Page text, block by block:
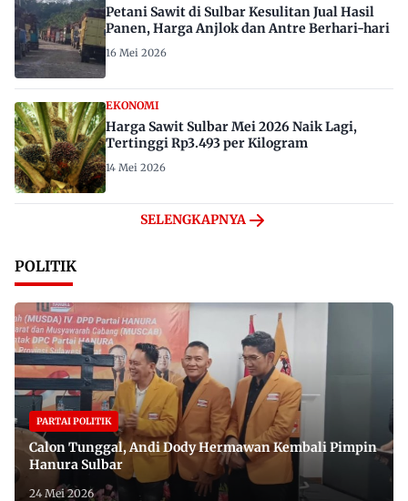
Petani Sawit di Sulbar Kesulitan Jual Hasil
Panen, Harga Anjlok dan Antre Berhari-hari
16 Mei 2026
EKONOMI
Harga Sawit Sulbar Mei 2026 Naik Lagi,
Tertinggi Rp3.493 per Kilogram
14 Mei 2026
SELENGKAPNYA
POLITIK
PARTAI POLITIK
Calon Tunggal, Andi Dody Hermawan Kembali Pimpin
Hanura Sulbar
24 Mei 2026